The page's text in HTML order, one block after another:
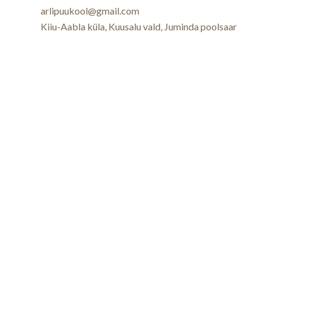
arlipuukool@gmail.com
Kiiu-Aabla küla, Kuusalu vald, Juminda poolsaar